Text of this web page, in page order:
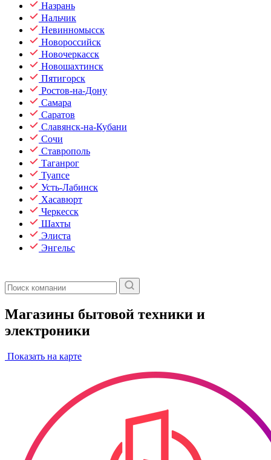
Назрань
Нальчик
Невинномысск
Новороссийск
Новочеркасск
Новошахтинск
Пятигорск
Ростов-на-Дону
Самара
Саратов
Славянск-на-Кубани
Сочи
Ставрополь
Таганрог
Туапсе
Усть-Лабинск
Хасавюрт
Черкесск
Шахты
Элиста
Энгельс
Магазины бытовой техники и
электроники
Показать на карте